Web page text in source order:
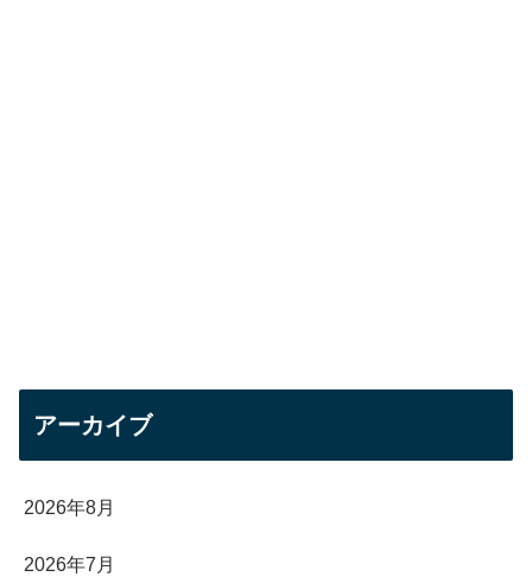
アーカイブ
2026年8月
2026年7月